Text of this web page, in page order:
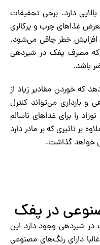
دارد. برخی تحقیقات
غذاهای چرب و پرکالری
افزایش خطر چاقی می‌شود.
که مصرف پفک در شیردهی
باشد.
که خوردن مقادیر زیاد از
بارداری می‌تواند کنترل
را برای غذاهای ناسالم
تاثیری که بر مادر دارد
خواهد گذاشت.
در پفک
شیردهی وجود دارد این
دارای رنگ‌های مصنوعی